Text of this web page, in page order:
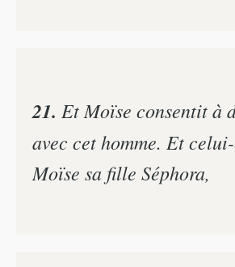
21. Et Moïse consentit à
avec cet homme. Et
Moïse sa fille Séphora,